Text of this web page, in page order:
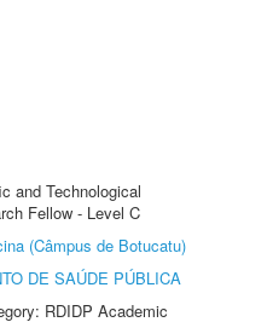
and Technological
Fellow - Level C
(Câmpus de Botucatu)
DE SAÚDE PÚBLICA
RDIDP Academic